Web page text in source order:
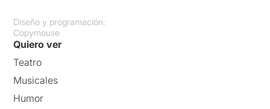
Diseño y programación:
Copymouse
Quiero ver
Teatro
Musicales
Humor